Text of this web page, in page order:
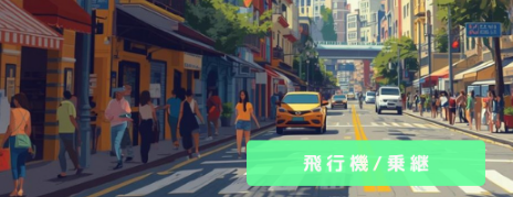
Trip.com) タイ航空券 10%OFFクーポン
楽天トラベル) 海外ツアー 最大30,000円OFFクーポン
Trip.com) 海外航空券(アジア) 6,900円~
HIS) 海外航空券 3,000円OFFクーポン
HIS) アイスランドツアー 最大30,000円OFFクーポン